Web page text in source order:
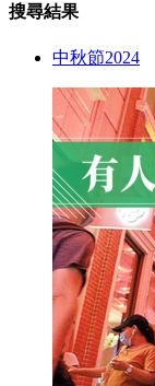
搜尋結果
中秋節2024